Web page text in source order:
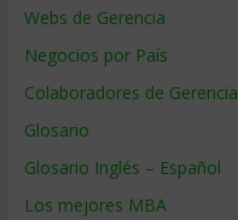
Webs de Gerencia
Negocios por País
Colaboradores de Gerencia
Glosario
Glosario Inglés – Español
Los mejores MBA